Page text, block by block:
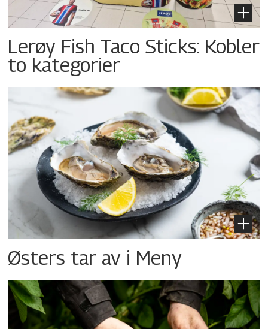
Lerøy Fish Taco Sticks: Kobler
to kategorier
Østers tar av i Meny